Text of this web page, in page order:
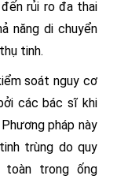
rủi ro đa thai
năng di chuyển
tinh.
soát nguy cơ
các bác sĩ khi
pháp này
trùng do quy
trong ống